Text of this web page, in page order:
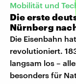
Mobilität und
Die erste
Nürnberg
Die Eisenbahn
revolutioniert.
langsam los –
besonders für